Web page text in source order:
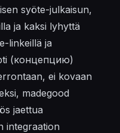
syöte-julkaisun,
ja kaksi lyhyttä
linkeillä ja
(концепцию)
ei kovaan
madegood
jaettua
integraation